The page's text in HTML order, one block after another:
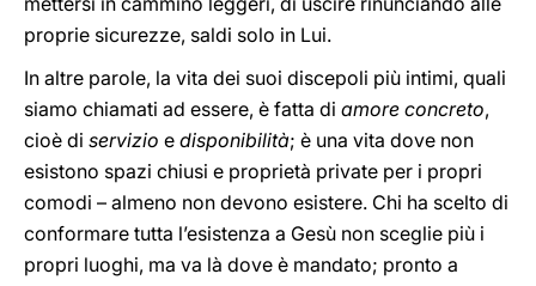
proprie sicurezze, saldi solo in Lui.
In altre parole, la vita dei suoi discepoli più intimi, quali
siamo chiamati ad essere, è fatta di amore concreto,
cioè di servizio e disponibilità; è una vita dove non
esistono spazi chiusi e proprietà private per i propri
comodi – almeno non devono esistere. Chi ha scelto di
conformare tutta l’esistenza a Gesù non sceglie più i
propri luoghi, ma va là dove è mandato; pronto a